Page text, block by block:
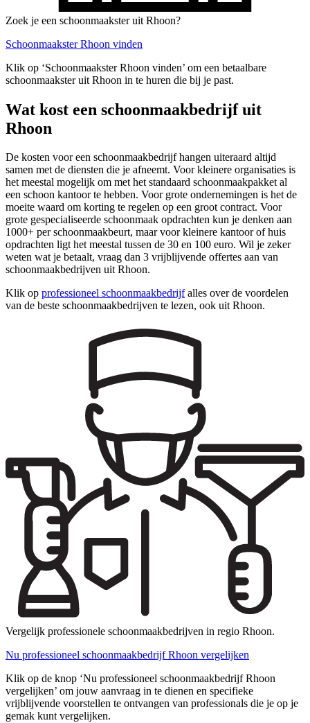
Zoek je een schoonmaakster uit Rhoon?
Schoonmaakster Rhoon vinden
Klik op ‘Schoonmaakster Rhoon vinden’ om een betaalbare
schoonmaakster uit Rhoon in te huren die bij je past.
Wat kost een schoonmaakbedrijf uit
Rhoon
De kosten voor een schoonmaakbedrijf hangen uiteraard altijd
samen met de diensten die je afneemt. Voor kleinere organisaties is
het meestal mogelijk om met het standaard schoonmaakpakket al
een schoon kantoor te hebben. Voor grote ondernemingen is het de
moeite waard om korting te regelen op een groot contract. Voor
grote gespecialiseerde schoonmaak opdrachten kun je denken aan
1000+ per schoonmaakbeurt, maar voor kleinere kantoor of huis
opdrachten ligt het meestal tussen de 30 en 100 euro. Wil je zeker
weten wat je betaalt, vraag dan 3 vrijblijvende offertes aan van
schoonmaakbedrijven uit Rhoon.
Klik op professioneel schoonmaakbedrijfalles over de voordelen
van de beste schoonmaakbedrijven te lezen, ook uit Rhoon.
Vergelijk professionele schoonmaakbedrijven in regio Rhoon.
Nu professioneel schoonmaakbedrijf Rhoon vergelijken
Klik op de knop ‘Nu professioneel schoonmaakbedrijf Rhoon
vergelijken’ om jouw aanvraag in te dienen en specifieke
vrijblijvende voorstellen te ontvangen van professionals die je op je
gemak kunt vergelijken.